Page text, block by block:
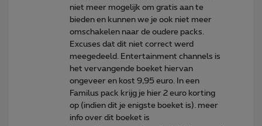
niet meer mogelijk om gratis aan te
bieden en kunnen we je ook niet meer
omschakelen naar de oudere packs.
Excuses dat dit niet correct werd
meegedeeld. Entertainment channels is
het vervangende boeket hiervan
ongeveer en kost 9,95 euro. In een
Familus pack krijg je hier 2 euro korting
op (indien dit je enigste boeket is). meer
info over dit boeket is